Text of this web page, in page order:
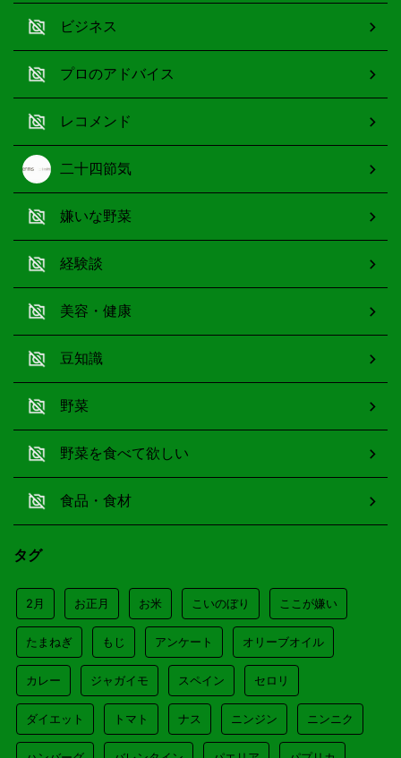
ビジネス
プロのアドバイス
レコメンド
二十四節気
嫌いな野菜
経験談
美容・健康
豆知識
野菜
野菜を食べて欲しい
食品・食材
タグ
2月 お正月 お米 こいのぼり ここが嫌い
たまねぎ もじ アンケート オリーブオイル
カレー ジャガイモ スペイン セロリ
ダイエット トマト ナス ニンジン ニンニク